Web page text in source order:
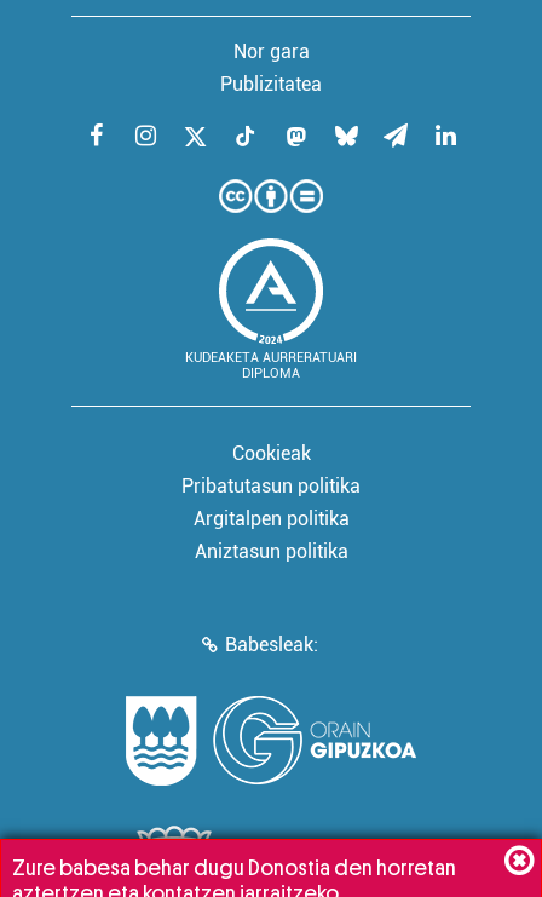
Nor gara
Publizitatea
KUDEAKETA AURRERATUARI
DIPLOMA
Cookieak
Pribatutasun politika
Argitalpen politika
Aniztasun politika
Babesleak:
Zure babesa behar dugu Donostia den horretan